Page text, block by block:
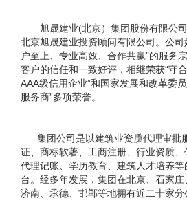
旭晟建业(北京）集团股份有限公
北京旭晟建业投资顾问有限公司。公司
户至上、专业高效、合作共赢”的服务
客户的信任和一致好评，相继荣获“守
AAA级信用企业”和国家发展和改革委
服务商”多项荣誉。
集团公司是以建筑业资质代理审批
证、商标软著、工商注册、行业资质、
代理记账、学历教育、建筑人才培养
台。经多年发展，集团在北京、石家庄
济南、承德、邯郸等地拥有近二十家